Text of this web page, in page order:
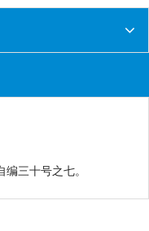
三十号之七。